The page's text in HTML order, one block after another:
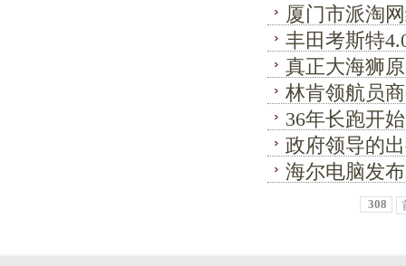
厦门市派淘
丰田考斯特
真正大海狮
林肯领航员
36年长跑开
政府领导的
海尔电脑发
308